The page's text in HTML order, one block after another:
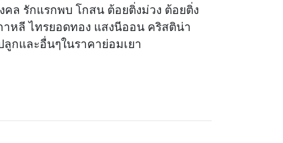
ล รักแรกพบ โกสน ต้อยติ่งม่วง ต้อยติ่ง
หลี ไทรยอดทอง แสงนีออน คริสติน่า
และอื่นๆในราคาย่อมเยา